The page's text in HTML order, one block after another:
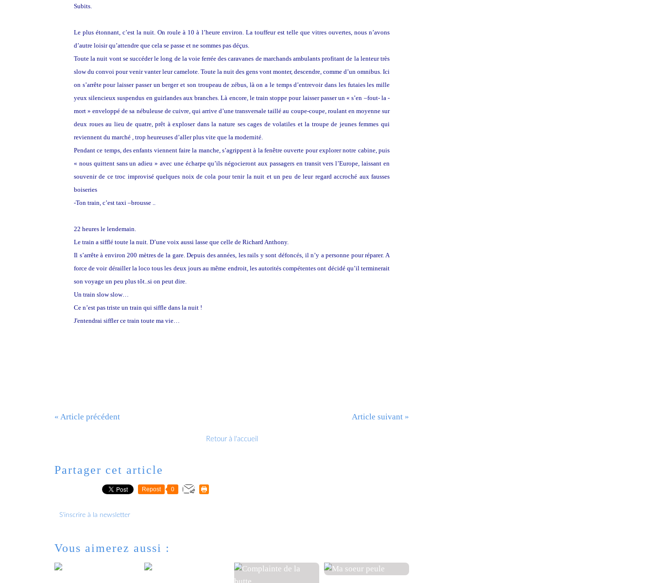
Subits.
Le plus étonnant, c’est la nuit. On roule à 10 à l’heure environ. La touffeur est telle que vitres ouvertes, nous n’avons
d’autre loisir qu’attendre que cela se passe et ne sommes pas déçus.
Toute la nuit vont se succéder le long de la voie ferrée des caravanes de marchands ambulants profitant de la lenteur très
slow du convoi pour venir vanter leur camelote. Toute la nuit des gens vont monter, descendre, comme d’un omnibus. Ici
on s’arrête pour laisser passer un berger et son troupeau de zébus, là on a le temps d’entrevoir dans les futaies les mille
yeux silencieux suspendus en guirlandes aux branches. Là encore, le train stoppe pour laisser passer un « s’en –fout- la -
mort » enveloppé de sa nébuleuse de cuivre, qui arrive d’une transversale taillé au coupe-coupe, roulant en moyenne sur
deux roues au lieu de quatre, prêt à exploser dans la nature ses cages de volatiles et la troupe de jeunes femmes qui
reviennent du marché , trop heureuses d’aller plus vite que la modernité.
Pendant ce temps, des enfants viennent faire la manche, s’agrippent à la fenêtre ouverte pour explorer notre cabine, puis
« nous quittent sans un adieu » avec une écharpe qu’ils négocieront aux passagers en transit vers l’Europe, laissant en
souvenir de ce troc improvisé quelques noix de cola pour tenir la nuit et un peu de leur regard accroché aux fausses
boiseries
-Ton train, c’est taxi –brousse ..
22 heures le lendemain.
Le train a sifflé toute la nuit. D’une voix aussi lasse que celle de Richard Anthony.
Il s’arrête à environ 200 mètres de la gare. Depuis des années, les rails y sont défoncés, il n’y a personne pour réparer. A
force de voir dérailler la loco tous les deux jours au même endroit, les autorités compétentes ont décidé qu’il terminerait
son voyage un peu plus tôt..si on peut dire.
Un train slow slow…
Ce n’est pas triste un train qui siffle dans la nuit !
J'entendrai siffler ce train toute ma vie…
« Article précédent Article suivant »
Retour à l'accueil
Partager cet article
Repost 0
S'inscrire à la newsletter
Vous aimerez aussi :